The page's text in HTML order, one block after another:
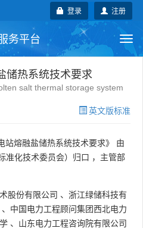
注册
登录
务平台
标准 地方标准
标准
储热系统技术要求
salt thermal storage system
英文版标准
站熔融盐储热系统技术要求》 由
准化技术委员会）归口 ，主管部
股份有限公司 、 浙江绿储科技有
、 中国电力工程顾问集团西北电力
、 山东电力工程咨询院有限公司